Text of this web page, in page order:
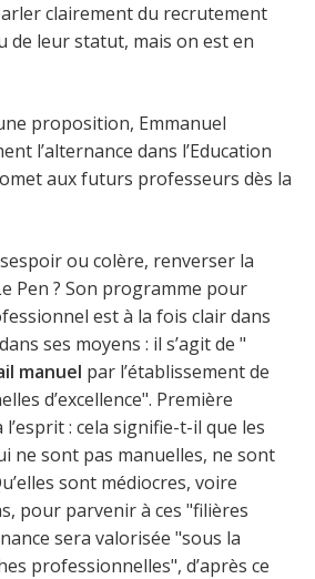
clairement du recrutement
de leur statut, mais on est en
proposition, Emmanuel
l’alternance dans l’Education
aux futurs professeurs dès la
ou colère, renverser la
Pen ? Son programme pour
est à la fois clair dans
ses moyens : il s’agit de "
manuel par l’établissement de
d’excellence". Première
: cela signifie-t-il que les
ne sont pas manuelles, ne sont
sont médiocres, voire
pour parvenir à ces "filières
sera valorisée "sous la
professionnelles", d’après ce